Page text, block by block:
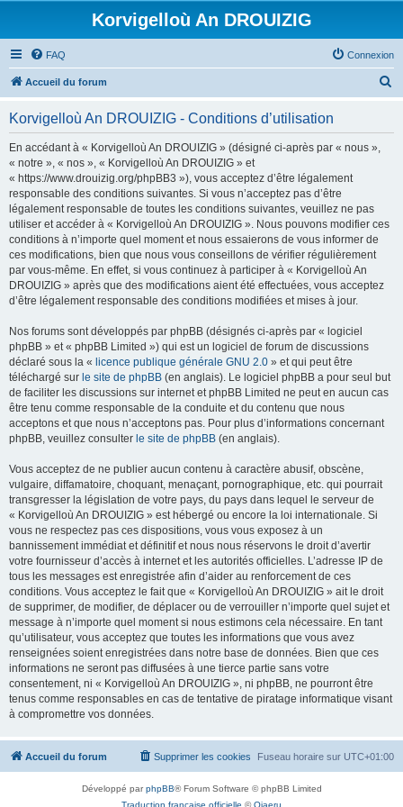
Korvigelloù An DROUIZIG
FAQ Connexion
Accueil du forum
Korvigelloù An DROUIZIG - Conditions d’utilisation
En accédant à « Korvigelloù An DROUIZIG » (désigné ci-après par « nous »,
« notre », « nos », « Korvigelloù An DROUIZIG » et
« https://www.drouizig.org/phpBB3 »), vous acceptez d’être légalement
responsable des conditions suivantes. Si vous n’acceptez pas d’être
légalement responsable de toutes les conditions suivantes, veuillez ne pas
utiliser et accéder à « Korvigelloù An DROUIZIG ». Nous pouvons modifier ces
conditions à n’importe quel moment et nous essaierons de vous informer de
ces modifications, bien que nous vous conseillons de vérifier régulièrement
par vous-même. En effet, si vous continuez à participer à « Korvigelloù An
DROUIZIG » après que des modifications aient été effectuées, vous acceptez
d’être légalement responsable des conditions modifiées et mises à jour.
Nos forums sont développés par phpBB (désignés ci-après par « logiciel
phpBB » et « phpBB Limited ») qui est un logiciel de forum de discussions
déclaré sous la « licence publique générale GNU 2.0 » et qui peut être
téléchargé sur le site de phpBB (en anglais). Le logiciel phpBB a pour seul but
de faciliter les discussions sur internet et phpBB Limited ne peut en aucun cas
être tenu comme responsable de la conduite et du contenu que nous
acceptons et que nous n’acceptons pas. Pour plus d’informations concernant
phpBB, veuillez consulter le site de phpBB (en anglais).
Vous acceptez de ne publier aucun contenu à caractère abusif, obscène,
vulgaire, diffamatoire, choquant, menaçant, pornographique, etc. qui pourrait
transgresser la législation de votre pays, du pays dans lequel le serveur de
« Korvigelloù An DROUIZIG » est hébergé ou encore la loi internationale. Si
vous ne respectez pas ces dispositions, vous vous exposez à un
bannissement immédiat et définitif et nous nous réservons le droit d’avertir
votre fournisseur d’accès à internet et les autorités officielles. L’adresse IP de
tous les messages est enregistrée afin d’aider au renforcement de ces
conditions. Vous acceptez le fait que « Korvigelloù An DROUIZIG » ait le droit
de supprimer, de modifier, de déplacer ou de verrouiller n’importe quel sujet et
message à n’importe quel moment si nous estimons cela nécessaire. En tant
qu’utilisateur, vous acceptez que toutes les informations que vous avez
renseignées soient enregistrées dans notre base de données. Bien que ces
informations ne seront pas diffusées à une tierce partie sans votre
consentement, ni « Korvigelloù An DROUIZIG », ni phpBB, ne pourront être
tenus comme responsables en cas de tentative de piratage informatique visant
à compromettre vos données.
Accueil du forum Fuseau horaire sur UTC+01:00
Supprimer les cookies
Développé parphpBB® Forum Software © phpBB Limited
Traduction française officielle ©Qiaeru